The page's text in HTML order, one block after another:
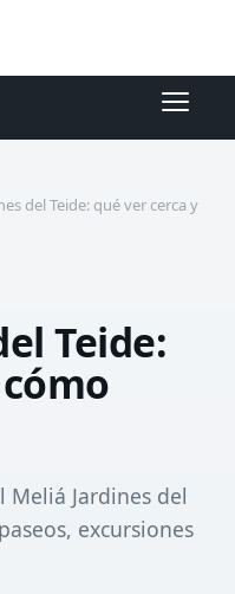
Abrir
del Teide: qué ver cerca y
Teide:
Jardines del
excursiones